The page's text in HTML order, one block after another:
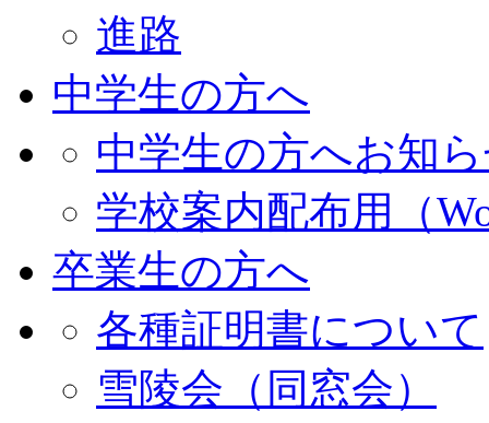
進路
中学生の方へ
中学生の方へお知
学校案内配布用（
卒業生の方へ
各種証明書について
雪陵会（同窓会）